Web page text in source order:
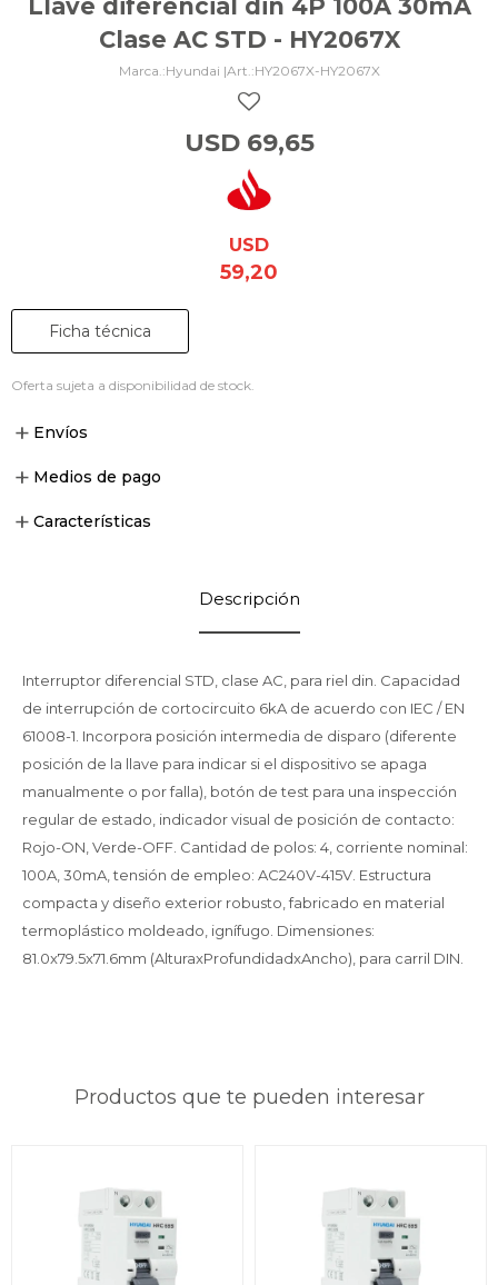
Llave diferencial din 4P 100A 30mA
Clase AC STD - HY2067X
Hyundai | HY2067X-HY2067X
USD 69,65
USD
59,20
Ficha técnica
Oferta sujeta a disponibilidad de stock.
Envíos
Medios de pago
Características
Descripción
Interruptor diferencial STD, clase AC, para riel din. Capacidad
de interrupción de cortocircuito 6kA de acuerdo con IEC / EN
61008-1. Incorpora posición intermedia de disparo (diferente
posición de la llave para indicar si el dispositivo se apaga
manualmente o por falla), botón de test para una inspección
regular de estado, indicador visual de posición de contacto:
Rojo-ON, Verde-OFF. Cantidad de polos: 4, corriente nominal:
100A, 30mA, tensión de empleo: AC240V-415V. Estructura
compacta y diseño exterior robusto, fabricado en material
termoplástico moldeado, ignífugo. Dimensiones:
81.0x79.5x71.6mm (AlturaxProfundidadxAncho), para carril DIN.
Productos que te pueden interesar